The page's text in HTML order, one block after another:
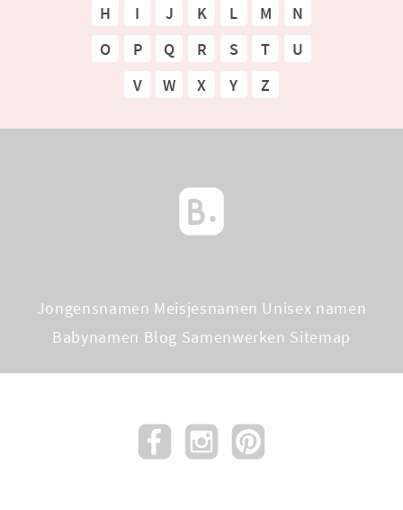
H
I J K L M
N
O
P Q R S T
U
V
W X Y Z
Jongensnamen Meisjesnamen Unisex namen
Babynamen Blog Samenwerken Sitemap